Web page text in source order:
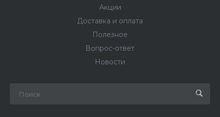
Акции
Доставка и оплата
Полезное
Вопрос-ответ
Новости